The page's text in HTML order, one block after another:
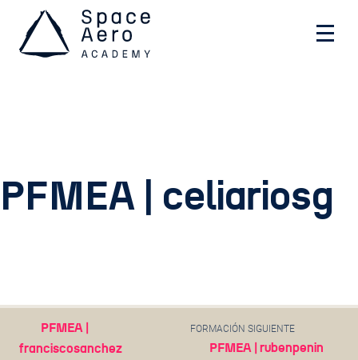
to
Space Aero Academy
PFMEA | celiariosg
PFMEA |
franciscosanchez
FORMACIÓN SIGUIENTE
PFMEA | rubenpenin
EMAIL